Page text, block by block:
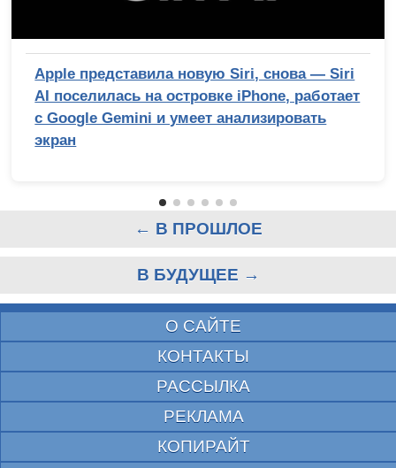
Apple представила новую Siri, снова — Siri
AI поселилась на островке iPhone, работает
с Google Gemini и умеет анализировать
экран
← В ПРОШЛОЕ
В БУДУЩЕЕ →
О САЙТЕ
КОНТАКТЫ
РАССЫЛКА
РЕКЛАМА
КОПИРАЙТ